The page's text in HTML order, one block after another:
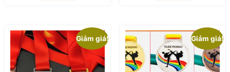
Giảm giá! Giảm giá!